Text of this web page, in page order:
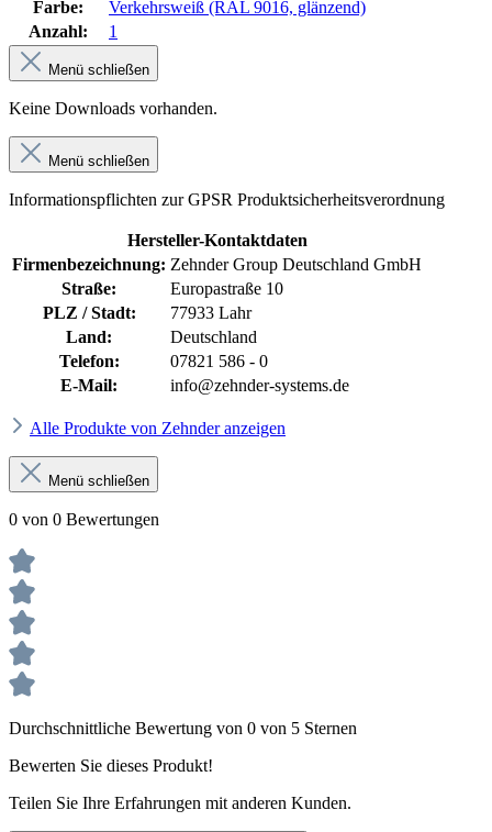
Farbe:
Verkehrsweiß (RAL 9016, glänzend)
Anzahl:
1
Menü schließen
Keine Downloads vorhanden.
Menü schließen
Informationspflichten zur GPSR Produktsicherheitsverordnung
Hersteller-Kontaktdaten
Firmenbezeichnung: Zehnder Group Deutschland GmbH
Straße:
Europastraße 10
PLZ / Stadt:
77933 Lahr
Land:
Deutschland
Telefon:
07821 586 - 0
E-Mail:
info@zehnder-systems.de
Alle Produkte von Zehnder anzeigen
Menü schließen
0 von 0 Bewertungen
Durchschnittliche Bewertung von 0 von 5 Sternen
Bewerten Sie dieses Produkt!
Teilen Sie Ihre Erfahrungen mit anderen Kunden.